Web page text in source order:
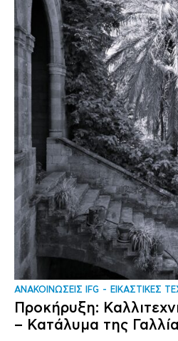
ΑΝΑΚΟΙΝΩΣΕΙΣ IFG ΕΙΚΑΣΤΙΚΕΣ
Προκήρυξη:
– Κατάλυμα της